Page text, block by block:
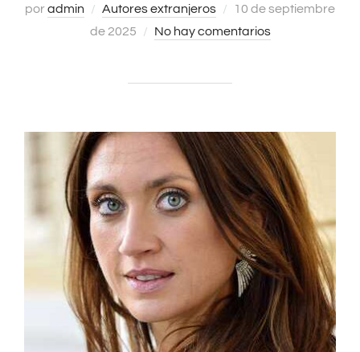
poradmin Autores extranjeros
Publicado
el
10 de septiembre
de 2025
No hay comentarios